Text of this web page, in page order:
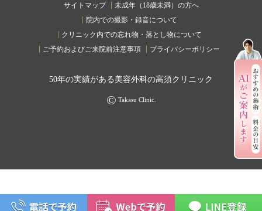
サイトマップ
未成年（18歳未満）の方へ
院内での撮影・録音について
クリニック内での忘れ物・落とし物について
ご予約およびご来院前注意事項
プライバシーポリシー
50年の実績がある美容外科の高須クリニック
© Takasu Clinic.